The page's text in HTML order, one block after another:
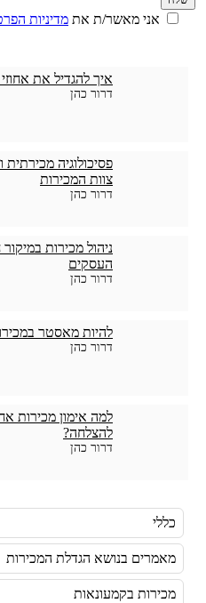
אני מאשר/ת את מדיניות
איך להגדיל את
דרור כהן
פסיכולוגיה
צוות המכירות
דרור כהן
ניהול מכירות
העסקים
דרור כהן
להיות מאסטר
דרור כהן
למה אימון מכירות
להצלחה?
דרור כהן
כללי
מאמרים בנושא הגדלת המכירות
מכירות בקמעונאות